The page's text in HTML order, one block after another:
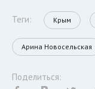
Теги: Крым
Арина Новосельская
Поделиться: